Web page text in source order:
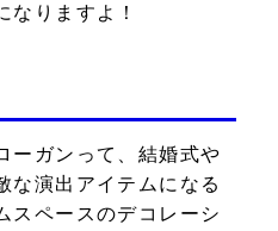
なりますよ！
ーガンって、結婚式や
な演出アイテムになる
スペースのデコレーシ